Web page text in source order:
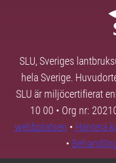
SLU, Sveriges
hela Sverige.
SLU är miljöcertifierat
10 00 • Org nr:
webbplatsen • Hantera
•